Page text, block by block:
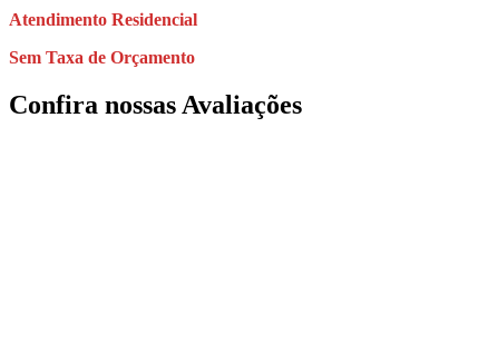
Atendimento Residencial
Sem Taxa de Orçamento
Confira nossas Avaliações